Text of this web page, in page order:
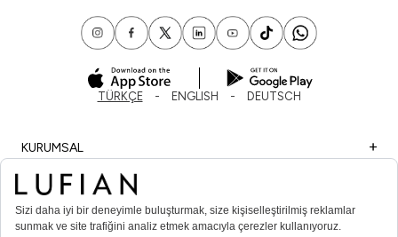
TÜRKÇE ENGLISH DEUTSCH
KURUMSAL
ALIŞVERİŞ
ÖNEMLİ BİLGİLER
ÜYE